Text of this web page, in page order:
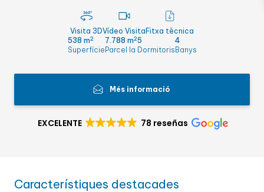
Visita 3DVídeo Visita Fitxa tècnica
538 m2
Superfície
7.788 m2
Parcel·la
5
Dormitoris
4
Banys
Més informació
EXCELENTE 78 reseñas
Característiques destacades